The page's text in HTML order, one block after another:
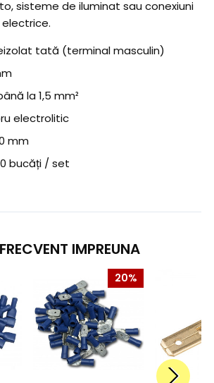
sisteme de iluminat sau conexiuni
tată (terminal masculin)
la 1,5 mm²
electrolitic
mm
bucăți / set
IMPREUNA
20%